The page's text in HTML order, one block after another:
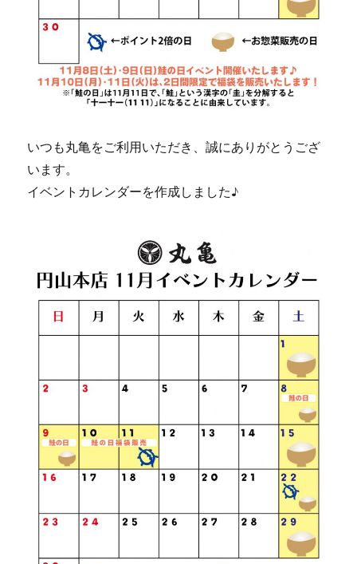
いつも丸亀をご利用いただき、誠にありがとうござ
います。
イベントカレンダーを作成しました♪